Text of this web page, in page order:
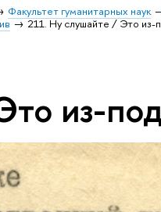
Факультет гуманитарных наук
211. Ну слушайте / Это из-
из-